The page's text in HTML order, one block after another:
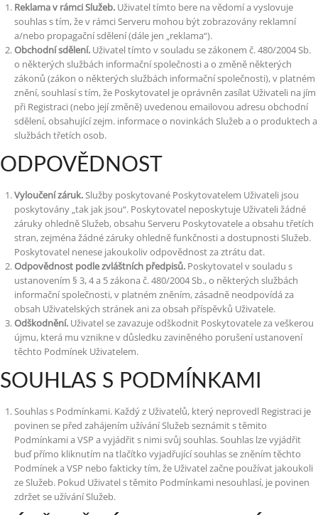
Reklama v rámci Služeb. Uživatel tímto bere na vědomí a vyslovuje
souhlas s tím, že v rámci Serveru mohou být zobrazovány reklamní
a/nebo propagační sdělení (dále jen „reklama“).
Obchodní sdělení. Uživatel tímto v souladu se zákonem č. 480/2004 Sb.
o některých službách informační společnosti a o změně některých
zákonů (zákon o některých službách informační společnosti), v platném
znění, souhlasí s tím, že Poskytovatel je oprávněn zasílat Uživateli na jím
při Registraci (nebo její změně) uvedenou emailovou adresu obchodní
sdělení, obsahující zejm. informace o novinkách Služeb a o produktech a
službách třetích osob.
ODPOVĚDNOST
Vyloučení záruk.Služby poskytované Poskytovatelem Uživateli jsou
poskytovány „tak jak jsou“. Poskytovatel neposkytuje Uživateli žádné
záruky ohledně Služeb, obsahu Serveru Poskytovatele a obsahu třetích
stran, zejména žádné záruky ohledně funkčnosti a dostupnosti Služeb.
Poskytovatel nenese jakoukoliv odpovědnost za ztrátu dat.
Odpovědnost podle zvláštních předpisů. Poskytovatel v souladu s
ustanovením § 3, 4 a 5 zákona č. 480/2004 Sb., o některých službách
informační společnosti, v platném zněním, zásadně neodpovídá za
obsah Uživatelských stránek ani za obsah příspěvků Uživatele.
Odškodnění. Uživatel se zavazuje odškodnit Poskytovatele za veškerou
újmu, která mu vznikne v důsledku zaviněného porušení ustanovení
těchto Podmínek Uživatelem.
SOUHLAS S PODMÍNKAMI
Souhlas s Podmínkami. Každý z Uživatelů, který neprovedl Registraci je
povinen se před zahájením užívání Služeb seznámit s těmito
Podmínkami a VSP a vyjádřit s nimi svůj souhlas. Souhlas lze vyjádřit
buď přímo kliknutím na tlačítko vyjadřující souhlas se zněním těchto
Podmínek a VSP nebo fakticky tím, že Uživatel začne používat jakoukoli
ze Služeb. Pokud Uživatel s těmito Podmínkami nesouhlasí, je povinen
zdržet se užívání Služeb.